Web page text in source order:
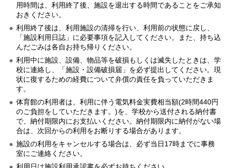
用時間は、利用終了後、施設を退出する時間であることをご承知
おきください。
利用終了後は、利用施設の清掃を行い、利用前の状態に戻し、
「施設利用日誌」に必要事項を記入してください。また、持ち込
んだごみは各自お持ち帰りください。
利用中に施設、設備、物品等を破損もしくは滅失したときは、学
校に連絡し、「施設・設備破損届」を必ず提出してください。現
状に復するための経費について弁償の責任を負っていただきま
す。
体育館の利用者は、利用に伴う電気料金実費相当額(2時間440円
のご負担をしていただきます。)を、学校から送付される納付書
で、納付期限内にお支払いください。納付期限内に納付がない場
合は、次回からの利用をお断りする場合があります。
施設の利用をキャンセルする場合は、必ず当日17時までに事務
室にご連絡ください。
利用日は施設利用承認書を必ずお持ちください。